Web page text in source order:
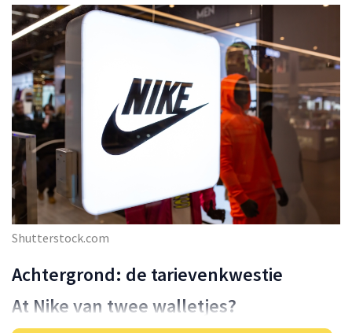
Shutterstock.com
Achtergrond: de tarievenkwestie
At Nike van twee walletjes?